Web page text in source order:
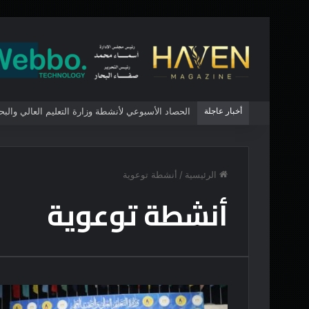
أخبار عاجلة
الرئيسية / أنشطة توعوية
أنشطة توعوية